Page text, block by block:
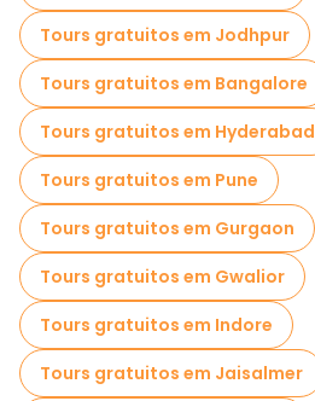
Tours gratuitos em Jodhpur
Tours gratuitos em Bangalore
Tours gratuitos em Hyderabad
Tours gratuitos em Pune
Tours gratuitos em Gurgaon
Tours gratuitos em Gwalior
Tours gratuitos em Indore
Tours gratuitos em Jaisalmer